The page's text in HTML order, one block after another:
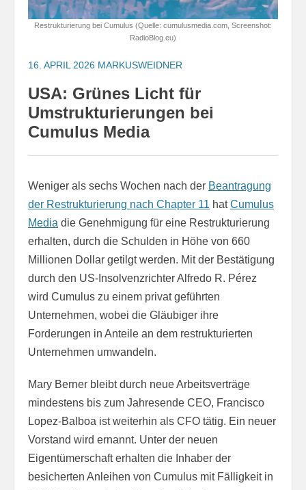
Restrukturierung bei Cumulus (Quelle: cumulusmedia.com, Screenshot:
RadioBlog.eu)
16. APRIL 2026 MARKUSWEIDNER
USA: Grünes Licht für
Umstrukturierungen bei
Cumulus Media
Weniger als sechs Wochen nach der Beantragung
der Restrukturierung nach Chapter 11 hatCumulus
Media die Genehmigung für eine Restrukturierung
erhalten, durch die Schulden in Höhe von 660
Millionen Dollar getilgt werden. Mit der Bestätigung
durch den US-Insolvenzrichter Alfredo R. Pérez
wird Cumulus zu einem privat geführten
Unternehmen, wobei die Gläubiger ihre
Forderungen in Anteile an dem restrukturierten
Unternehmen umwandeln.
Mary Berner bleibt durch neue Arbeitsverträge
mindestens bis zum Jahresende CEO, Francisco
Lopez-Balboa ist weiterhin als CFO tätig. Ein neuer
Vorstand wird ernannt. Unter der neuen
Eigentümerschaft erhalten die Inhaber der
besicherten Anleihen von Cumulus mit Fälligkeit in